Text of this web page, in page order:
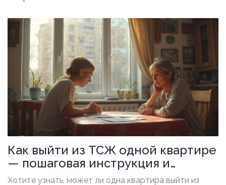
Как выйти из ТСЖ одной квартире
— пошаговая инструкция и
юридические детали
Хотите узнать, может ли одна квартира выйти из